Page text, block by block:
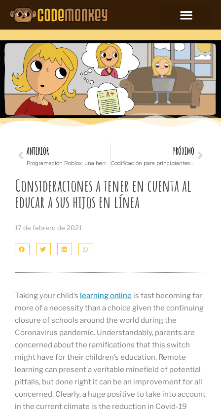
ANTERIOR
Programación Roblox: una herramienta para aprender a codificar
PRÓXIMO
Codificación para principiantes: consejos para empezar
Consideraciones a tener en cuenta al
educar a sus hijos en línea
17 de febrero de 2021
Taking your child’s learning online is fast becoming far
more of a necessity than a choice given the continuing
closure of schools around the world during the
Coronavirus pandemic. Understandably, parents are
concerned about the ramifications that this switch
might have for their children’s education. Remote
learning can present a veritable minefield of potential
pitfalls, but done right it can be an improvement for all
concerned. Clearly, a huge positive to take into account
in the current climate is the reduction in Covid-19